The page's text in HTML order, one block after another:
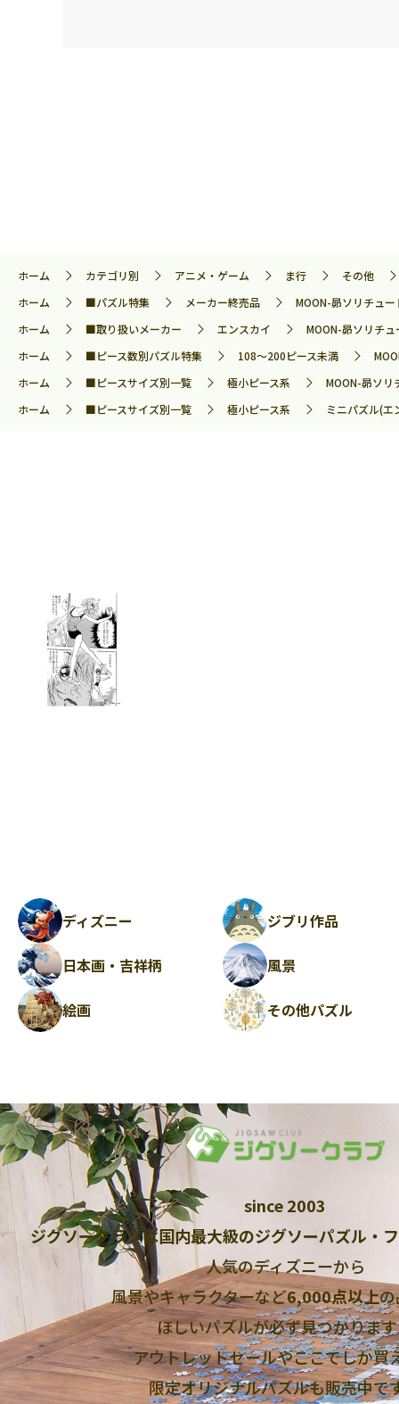
ホーム カテゴリ別 アニメ・ゲーム ま行
その他
ホーム
■パズル特集 メーカー終売品
MOON-昴ソリチュ
ホーム
■取り扱いメーカー エンスカイ
MOON-昴ソリチ
ホーム
■ピース数別パズル特集 108～200ピース未満
ホーム
■ピースサイズ別一覧 極小ピース系
MOON-昴ソ
ホーム
■ピースサイズ別一覧 極小ピース系 ミニパズル(エ
ディズニー ジブリ作品
日本画・吉祥柄 風景
絵画 その他パズル
since 2003
ジグソークラブは国内最大級のジグソーパズル・
人気のディズニーから
風景やキャラクターなど6,000点以上
ほしいパズルが必ず見つかりま
アウトレットセールやここでしか買
限定オリジナルパズルも販売中で